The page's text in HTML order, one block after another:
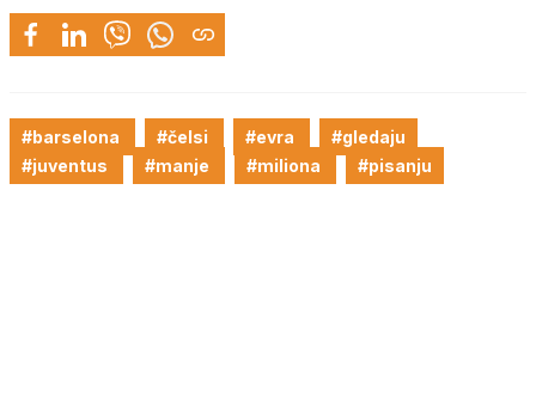
#barselona #čelsi #evra
#gledaju
#juventus
#manje #miliona #pisanju